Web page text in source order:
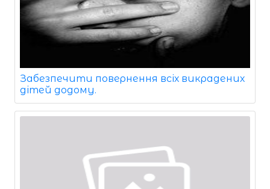
Забезпечити повернення всіх викрадених
дітей додому.